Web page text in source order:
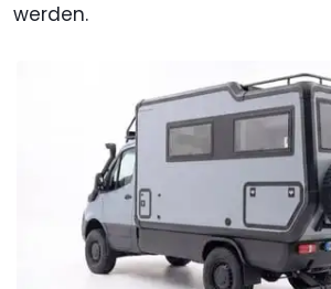
werden.